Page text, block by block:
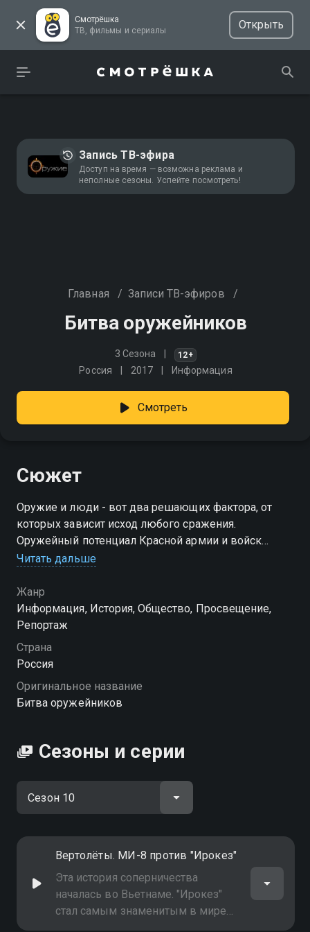
Смотрёшка
ТВ, фильмы и сериалы
Открыть
Запись ТВ-эфира
Доступ на время — возможна реклама и
неполные сезоны. Успейте посмотреть!
Главная / Записи ТВ-эфиров /
Битва оружейников
3 Сезона 12+
Россия 2017 Информация
Смотреть
Сюжет
Оружие и люди - вот два решающих фактора, от
которых зависит исход любого сражения.
Оружейный потенциал Красной армии и войск
вермахта к началу Второй мировой войны сильно
ракет - шло параллельно
Читать дальше
Жанр
Информация, История, Общество, Просвещение,
Репортаж
Страна
Россия
Оригинальное название
Битва оружейников
Сезоны и серии
Вертолёты. МИ-8 против "Ирокез"
Эта история соперничества
началась во Вьетнаме. "Ирокез"
стал самым знаменитым в мире
вертолётом после того, как его